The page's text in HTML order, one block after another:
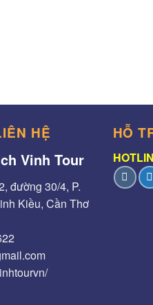
HỆ
Vinh Tour
đường 30/4, P.
Kiều, Cần Thơ
HỖ